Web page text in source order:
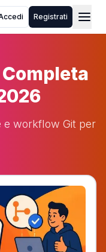
Registrati
e workflow Git per